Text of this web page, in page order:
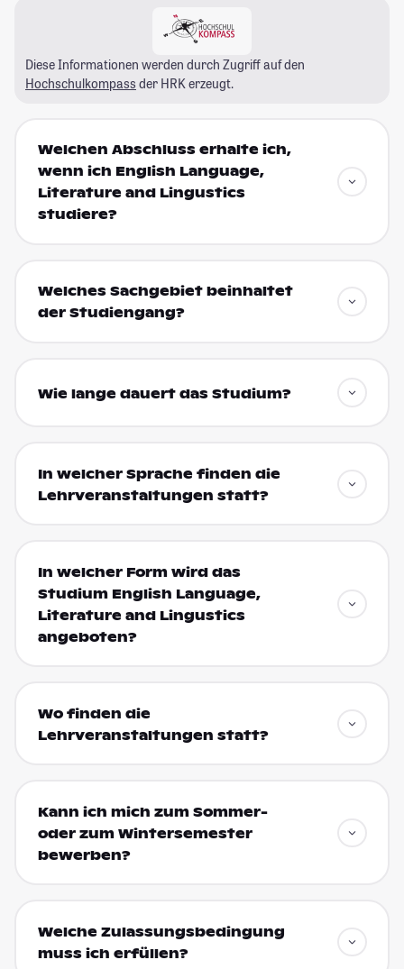
Diese Informationen werden durch Zugriff auf den
Hochschulkompass der HRK erzeugt.
Welchen Abschluss erhalte ich,
wenn ich English Language,
Literature and Lingustics
studiere?
Welches Sachgebiet beinhaltet
der Studiengang?
Wie lange dauert das Studium?
In welcher Sprache finden die
Lehrveranstaltungen statt?
In welcher Form wird das
Studium English Language,
Literature and Lingustics
angeboten?
Wo finden die
Lehrveranstaltungen statt?
Kann ich mich zum Sommer-
oder zum Wintersemester
bewerben?
Welche Zulassungsbedingung
muss ich erfüllen?